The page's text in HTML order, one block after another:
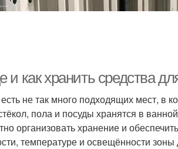
и как хранить средства
не так много подходящих мест, в
пола и посуды хранятся в
организовать хранение и
температуре и освещённости